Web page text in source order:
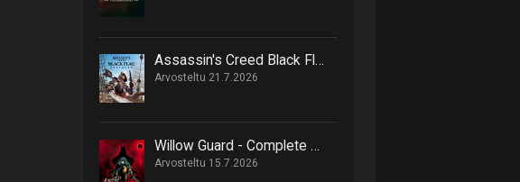
Assassin's Creed Black Flag Resynced marssittaa epäilijät lankulta
Arvosteltu 21.7.2026
Willow Guard - Complete Edition on hack 'n' slash -retki eläinten valtakuntaan
Arvosteltu 15.7.2026